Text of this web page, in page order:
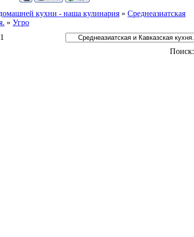
кухни - наша кулинария » Среднеазиатская
» Угро
1
Поиск: